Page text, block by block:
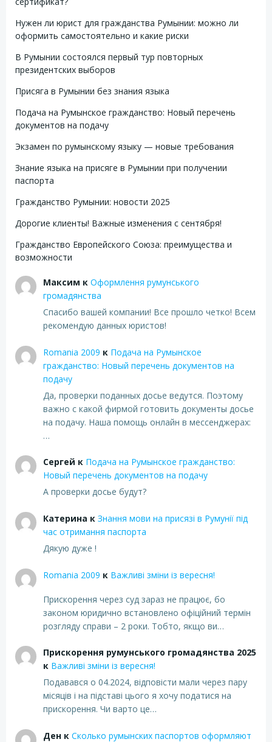
Нужен ли юрист для гражданства Румынии: можно ли
оформить самостоятельно и какие риски
В Румынии состоялся первый тур повторных
президентских выборов
Присяга в Румынии без знания языка
Подача на Румынское гражданство: Новый перечень
документов на подачу
Экзамен по румынскому языку — новые требования
Знание языка на присяге в Румынии при получении
паспорта
Гражданство Румынии: новости 2025
Дорогие клиенты! Важные изменения с сентября!
Гражданство Европейского Союза: преимущества и
возможности
Максим к Оформлення румунського
громадянства
Спасибо вашей компании! Все прошло четко! Всем
рекомендую данных юристов!
Romania 2009 к Подача на Румынское
гражданство: Новый перечень документов на
подачу
Да, проверки поданных досье ведутся. Поэтому
важно с какой фирмой готовить документы досье
на подачу. Наша помощь онлайн в мессенджерах:
…
Сергей к Подача на Румынское гражданство:
Новый перечень документов на подачу
А проверки досье будут?
Катерина к Знання мови на присязі в Румунії під
час отримання паспорта
Дякую дуже !
Romania 2009 к Важливі зміни із вересня!
Прискорення через суд зараз не працює, бо
законом юридично встановлено офіційний термін
розгляду справи – 2 роки. Тобто, якщо ви…
Прискорення румунського громадянства 2025
к Важливі зміни із вересня!
Подавався о 04.2024, відповісти мали через пару
місяців і на підставі цього я хочу податися на
прискорення. Чи варто це…
Денк Сколько румынских паспортов оформляют